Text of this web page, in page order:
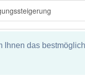
Ihnen das
keine Garantie